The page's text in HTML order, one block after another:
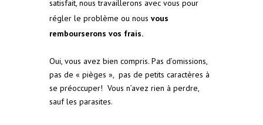
satisfait, nous travaillerons avec vous pour
régler le problème ou nous vous
rembourserons vos frais.
Oui, vous avez bien compris. Pas d’omissions,
pas de « pièges », pas de petits caractères à
se préoccuper! Vous n’avez rien à perdre,
sauf les parasites.